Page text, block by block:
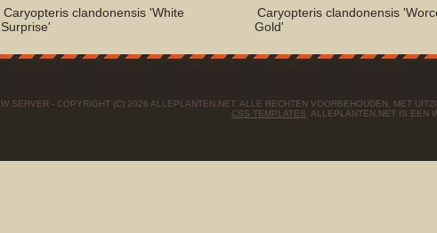
Caryopteris clandonensis 'White
Surprise'
Caryopteris clandonensis
Gold'
SERVER - COPYRIGHT (C) 2026 ALLEPLANTEN.NET. ALLE RECHTEN VOORBEHOUDEN, MET
CSS TEMPLATES . ALLEPLANTEN.NET IS EEN